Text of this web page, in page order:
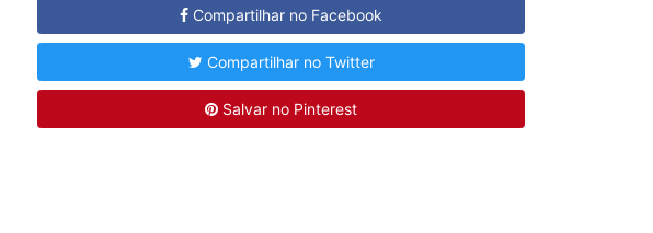
Compartilhar no Facebook
Compartilhar no Twitter
Salvar no Pinterest